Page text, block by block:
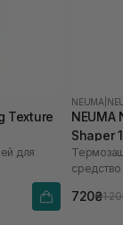
Texture
для
NEUMA
NEUMA
Shaper
720₴1